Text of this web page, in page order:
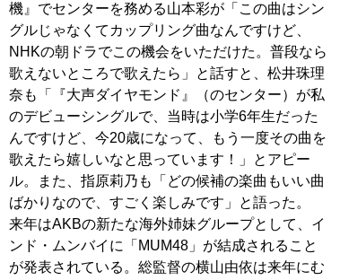
機』でセンターを務める山本彩が「この曲はシン
グルじゃなくてカップリング曲なんですけど、
NHKの朝ドラでこの機会をいただけた。普段なら
歌えないところで歌えたら」と話すと、松井珠理
奈も「『大声ダイヤモンド』（のセンター）が私
のデビューシングルで、当時は小学6年生だった
んですけど、今20歳になって、もう一度その曲を
歌えたら嬉しいなと思っています！」とアピー
ル。また、指原莉乃も「どの候補の楽曲もいい曲
ばかりなので、すごく楽しみです」と語った。
来年はAKBの新たな海外姉妹グループとして、イ
ンド・ムンバイに「MUM48」が結成されること
が発表されている。総監督の横山由依は来年にむ